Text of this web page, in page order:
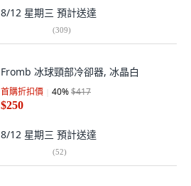
8/12 星期三 預計送達
(309)
Fromb 冰球頸部冷卻器, 冰晶白
首購折扣價 40%$417
$250
8/12 星期三 預計送達
(52)